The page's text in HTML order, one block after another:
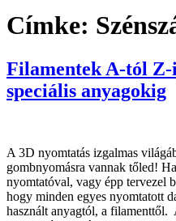
Címke:
Filamentek A-tól
speciális anyagokig
A 3D nyomtatás izgalmas
gombnyomásra vannak tőled!
nyomtatóval, vagy épp tervezel
hogy minden egyes nyomtatott
használt anyagtól, a filamenttől.